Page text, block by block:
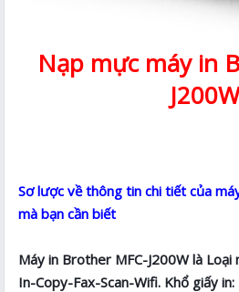
Nạp mực máy in
J200W
Sơ lược về thông tin chi tiết của
mà bạn cần biết
Máy in Brother MFC-J200W là Loại
In-Copy-Fax-Scan-Wifi. Khổ giấy